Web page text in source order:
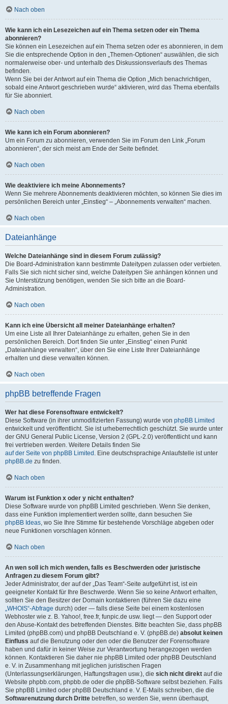
Nach oben
Wie kann ich ein Lesezeichen auf ein Thema setzen oder ein Thema
abonnieren?
Sie können ein Lesezeichen auf ein Thema setzen oder es abonnieren, in dem
Sie die entsprechende Option in den „Themen-Optionen“ auswählen, die sich
normalerweise ober- und unterhalb des Diskussionsverlaufs des Themas
befinden.
Wenn Sie bei der Antwort auf ein Thema die Option „Mich benachrichtigen,
sobald eine Antwort geschrieben wurde“ aktivieren, wird das Thema ebenfalls
für Sie abonniert.
Nach oben
Wie kann ich ein Forum abonnieren?
Um ein Forum zu abonnieren, verwenden Sie im Forum den Link „Forum
abonnieren“, der sich meist am Ende der Seite befindet.
Nach oben
Wie deaktiviere ich meine Abonnements?
Wenn Sie mehrere Abonnements deaktivieren möchten, so können Sie dies im
persönlichen Bereich unter „Einstieg“ – „Abonnements verwalten“ machen.
Nach oben
Dateianhänge
Welche Dateianhänge sind in diesem Forum zulässig?
Die Board-Administration kann bestimmte Dateitypen zulassen oder verbieten.
Falls Sie sich nicht sicher sind, welche Dateitypen Sie anhängen können und
Sie Unterstützung benötigen, wenden Sie sich bitte an die Board-
Administration.
Nach oben
Kann ich eine Übersicht all meiner Dateianhänge erhalten?
Um eine Liste all Ihrer Dateianhänge zu erhalten, gehen Sie in den
persönlichen Bereich. Dort finden Sie unter „Einstieg“ einen Punkt
„Dateianhänge verwalten“, über den Sie eine Liste Ihrer Dateianhänge
erhalten und diese verwalten können.
Nach oben
phpBB betreffende Fragen
Wer hat diese Forensoftware entwickelt?
Diese Software (in ihrer unmodifizierten Fassung) wurde von phpBB Limited
entwickelt und veröffentlicht. Sie ist urheberrechtlich geschützt. Sie wurde unter
der GNU General Public License, Version 2 (GPL-2.0) veröffentlicht und kann
frei vertrieben werden. Weitere Details finden Sie
auf der Seite von phpBB Limited . Eine deutschsprachige Anlaufstelle ist unter
phpBB.de zu finden.
Nach oben
Warum ist Funktion x oder y nicht enthalten?
Diese Software wurde von phpBB Limited geschrieben. Wenn Sie denken,
dass eine Funktion implementiert werden sollte, dann besuchen Sie
phpBB Ideas, wo Sie Ihre Stimme für bestehende Vorschläge abgeben oder
neue Funktionen vorschlagen können.
Nach oben
An wen soll ich mich wenden, falls es Beschwerden oder juristische
Anfragen zu diesem Forum gibt?
Jeder Administrator, der auf der „Das Team“-Seite aufgeführt ist, ist ein
geeigneter Kontakt für Ihre Beschwerde. Wenn Sie so keine Antwort erhalten,
sollten Sie den Besitzer der Domain kontaktieren (führen Sie dazu eine
„WHOIS“-Abfrage durch) oder — falls diese Seite bei einem kostenlosen
Webhoster wie z. B. Yahoo!, free.fr, funpic.de usw. liegt — den Support oder
den Abuse-Kontakt des betreffenden Dienstes. Bitte beachten Sie, dass phpBB
Limited (phpBB.com) und phpBB Deutschland e. V. (phpBB.de) absolut keinen
Einfluss auf die Benutzung oder den oder die Benutzer der Forensoftware
haben und dafür in keiner Weise zur Verantwortung herangezogen werden
können. Kontaktieren Sie daher nie phpBB Limited oder phpBB Deutschland
e. V. in Zusammenhang mit jeglichen juristischen Fragen
(Unterlassungserklärungen, Haftungsfragen usw.), die sich nicht direkt auf die
Website phpbb.com, phpbb.de oder die phpBB-Software selbst beziehen. Falls
Sie phpBB Limited oder phpBB Deutschland e. V. E-Mails schreiben, die die
Softwarenutzung durch Dritte betreffen, so werden Sie, wenn überhaupt,